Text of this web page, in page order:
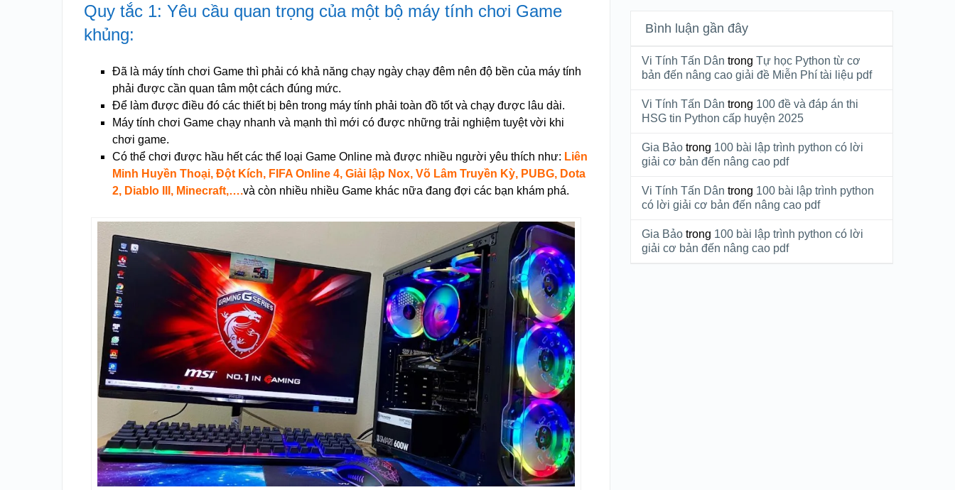
Quy tắc 1: Yêu cầu quan trọng của một bộ máy tính chơi Game
khủng:
Đã là máy tính chơi Game thì phải có khả năng chạy ngày chạy đêm nên độ bền của máy tính
phải được cần quan tâm một cách đúng mức.
Để làm được điều đó các thiết bị bên trong máy tính phải toàn đồ tốt và chạy được lâu dài.
Máy tính chơi Game chạy nhanh và mạnh thì mới có được những trải nghiệm tuyệt vời khi
chơi game.
Có thể chơi được hầu hết các thể loại Game Online mà được nhiều người yêu thích như: Liên
Minh Huyền Thoại, Đột Kích, FIFA Online 4, Giải lập Nox, Võ Lâm Truyền Kỳ, PUBG, Dota
2, Diablo III, Minecraft,….và còn nhiều nhiều Game khác nữa đang đợi các bạn khám phá.
Bình luận gần đây
Vi Tính Tấn Dân trongTự học Python từ cơ
bản đến nâng cao giải đề Miễn Phí tài liệu pdf
Vi Tính Tấn Dân trong 100 đề và đáp án thi
HSG tin Python cấp huyện 2025
Gia Bảo trong 100 bài lập trình python có lời
giải cơ bản đến nâng cao pdf
Vi Tính Tấn Dân trong 100 bài lập trình python
có lời giải cơ bản đến nâng cao pdf
Gia Bảo trong 100 bài lập trình python có lời
giải cơ bản đến nâng cao pdf